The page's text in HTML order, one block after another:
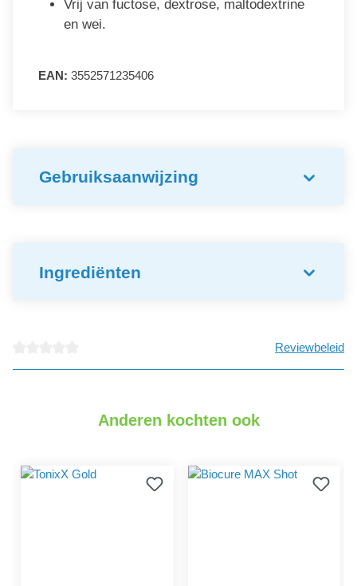
Vrij van fuctose, dextrose, maltodextrine
en wei.
EAN: 3552571235406
Gebruiksaanwijzing
Ingrediënten
Reviewbeleid
Anderen kochten ook